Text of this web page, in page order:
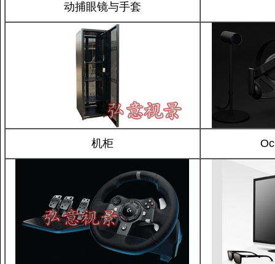
动捕眼镜与手套
机柜